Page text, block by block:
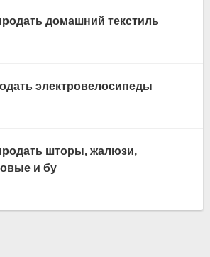
домашний текстиль
электровелосипеды
шторы, жалюзи,
и бу